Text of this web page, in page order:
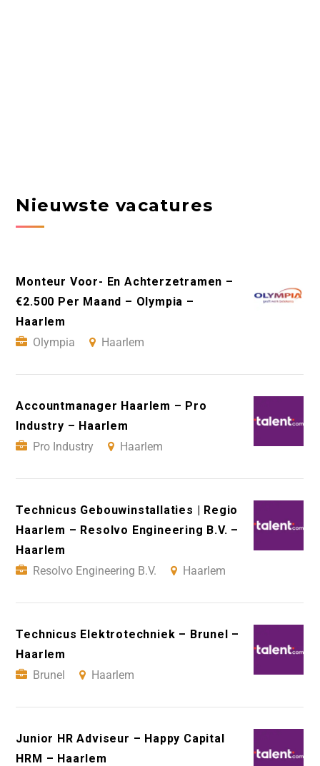
Nieuwste vacatures
Monteur Voor- En Achterzetramen –
€2.500 Per Maand – Olympia –
Haarlem
Olympia
Haarlem
Accountmanager Haarlem – Pro
Industry – Haarlem
Pro Industry
Haarlem
Technicus Gebouwinstallaties | Regio
Haarlem – Resolvo Engineering B.V. –
Haarlem
Resolvo Engineering B.V.
Haarlem
Technicus Elektrotechniek – Brunel –
Haarlem
Brunel
Haarlem
Junior HR Adviseur – Happy Capital
HRM – Haarlem